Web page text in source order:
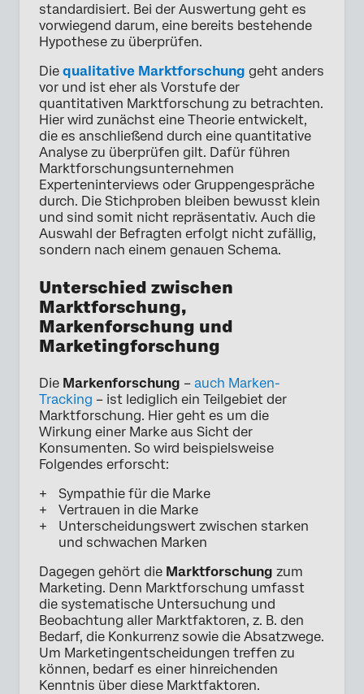
standardisiert. Bei der Auswertung geht es
vorwiegend darum, eine bereits bestehende
Hypothese zu überprüfen.
Die qualitative Marktforschung geht anders
vor und ist eher als Vorstufe der
quantitativen Marktforschung zu betrachten.
Hier wird zunächst eine Theorie entwickelt,
die es anschließend durch eine quantitative
Analyse zu überprüfen gilt. Dafür führen
Marktforschungsunternehmen
Experteninterviews oder Gruppengespräche
durch. Die Stichproben bleiben bewusst klein
und sind somit nicht repräsentativ. Auch die
Auswahl der Befragten erfolgt nicht zufällig,
sondern nach einem genauen Schema.
Unterschied zwischen
Marktforschung,
Markenforschung und
Marketingforschung
Die Markenforschung – auch Marken-
Tracking – ist lediglich ein Teilgebiet der
Marktforschung. Hier geht es um die
Wirkung einer Marke aus Sicht der
Konsumenten. So wird beispielsweise
Folgendes erforscht:
Sympathie für die Marke
Vertrauen in die Marke
Unterscheidungswert zwischen starken
und schwachen Marken
Dagegen gehört die Marktforschung zum
Marketing. Denn Marktforschung umfasst
die systematische Untersuchung und
Beobachtung aller Marktfaktoren, z. B. den
Bedarf, die Konkurrenz sowie die Absatzwege.
Um Marketingentscheidungen treffen zu
können, bedarf es einer hinreichenden
Kenntnis über diese Marktfaktoren.